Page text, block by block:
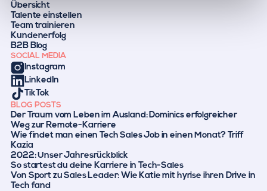
Übersicht
Talente einstellen
Team trainieren
Kundenerfolg
B2B Blog
SOCIAL MEDIA
Instagram
LinkedIn
TikTok
BLOG POSTS
Der Traum vom Leben im Ausland: Dominics erfolgreicher
Weg zur Remote-Karriere
Wie findet man einen Tech Sales Job in einen Monat? Triff
Kazia
2022: Unser Jahresrückblick
So startest du deine Karriere in Tech-Sales
Von Sport zu Sales Leader: Wie Katie mit hyrise ihren Drive in
Tech fand